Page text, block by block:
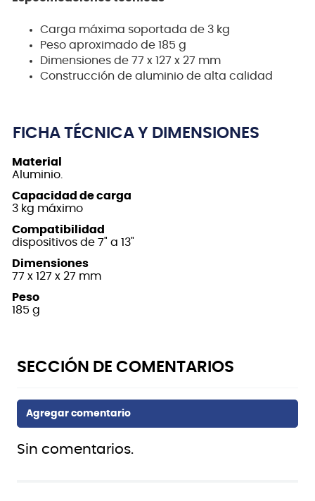
Carga máxima soportada de 3 kg
Peso aproximado de 185 g
Dimensiones de 77 x 127 x 27 mm
Construcción de aluminio de alta calidad
FICHA TÉCNICA Y DIMENSIONES
Material
Aluminio.
Capacidad de carga
3 kg máximo
Compatibilidad
dispositivos de 7" a 13"
Dimensiones
77 x 127 x 27 mm
Peso
185 g
Sin comentarios.